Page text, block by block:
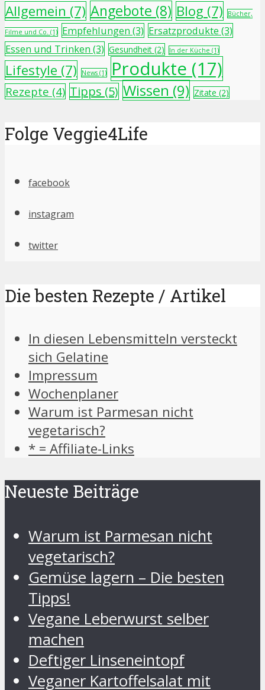
Allgemein (7) Angebote (8) Blog (7) Bücher,
Filme und Co. (1) Empfehlungen(3) Ersatzprodukte (3)
Essen und Trinken(3) Gesundheit (2) In der Küche (1)
Lifestyle (7) News (1) Produkte (17)
Rezepte (4) Tipps (5) Wissen (9) Zitate (2)
Folge Veggie4Life
facebook
instagram
twitter
Die besten Rezepte / Artikel
In diesen Lebensmitteln versteckt
sich Gelatine
Impressum
Wochenplaner
Warum ist Parmesan nicht
vegetarisch?
* = Affiliate-Links
Neueste Beiträge
Warum ist Parmesan nicht
vegetarisch?
Gemüse lagern – Die besten
Tipps!
Vegane Leberwurst selber
machen
Deftiger Linseneintopf
Veganer Kartoffelsalat mit